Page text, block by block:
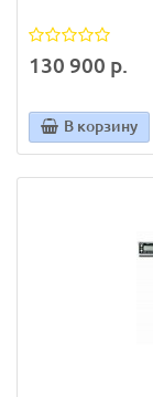
130 900 р.
В корзину